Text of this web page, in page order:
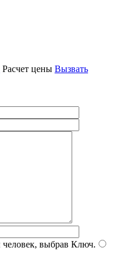
Расчет цены Вызвать
выбрав Ключ.